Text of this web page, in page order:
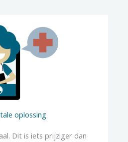
oplossing
Dit is iets prijziger dan